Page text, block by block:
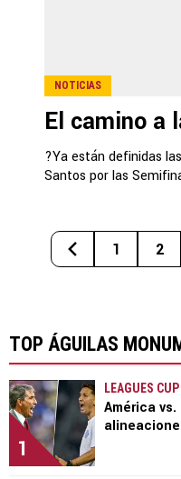
NOTICIAS
El camino a
?Ya están definidas
Santos por las
1 2
TOP ÁGUILAS
1
LEAGUES
América